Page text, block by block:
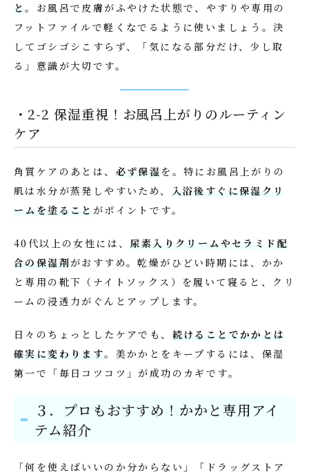
と。お風呂で皮膚がふやけた状態で、やすりや専用の
フットファイルで軽くなでるように使いましょう。決
してゴシゴシこすらず、「気になる部分だけ、少し取
る」意識が大切です。
・2-2 保湿重視！お風呂上がりのルーティン
ケア
角質ケアのあとは、 必ず保湿 を。特にお風呂上がりの
肌は水分が蒸発しやすいため、
入浴後すぐに保湿クリ
ームを塗ること がポイントです。
40代以上の女性には、 尿素入りクリームやセラミド配
合の保湿剤がおすすめ。乾燥がひどい時期には、かか
と専用の靴下（ナイトソックス）を履いて寝ると、クリ
ームの浸透力がぐんとアップします。
日々のちょっとしたケアでも、 続けることでかかとは
確実に変わります。美かかとをキープするには、保湿
第一で「毎日コツコツ」が成功のカギです。
３．プロもおすすめ！かかと専用アイ
テム紹介
「何を使えばいいのか分からない」「ドラッグストア